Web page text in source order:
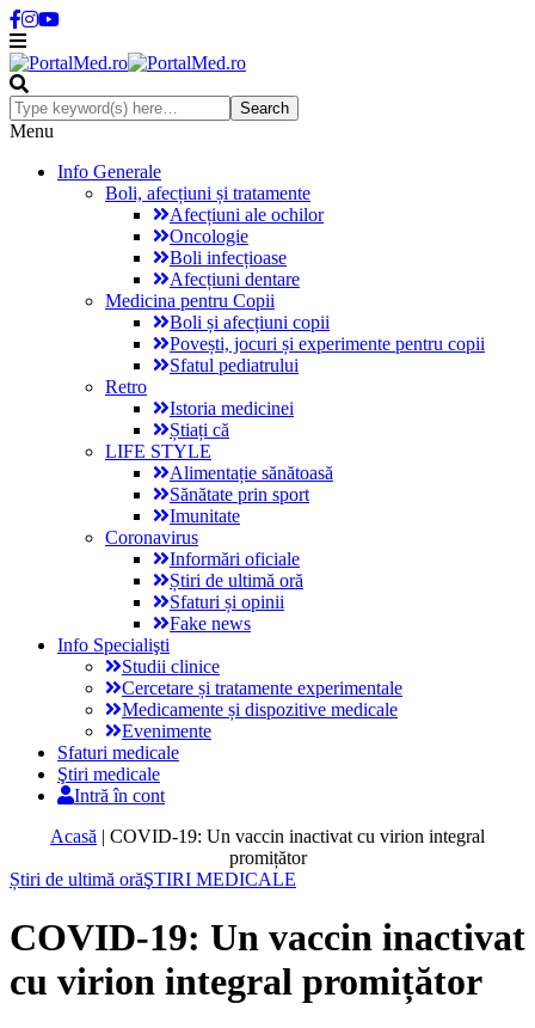
Menu
Info Generale
Boli, afecțiuni și tratamente
Afecțiuni ale ochilor
Oncologie
Boli infecțioase
Afecțiuni dentare
Medicina pentru Copii
Boli și afecțiuni copii
Povești, jocuri și experimente pentru copii
Sfatul pediatrului
Retro
Istoria medicinei
Știați că
LIFE STYLE
Alimentație sănătoasă
Sănătate prin sport
Imunitate
Coronavirus
Informări oficiale
Știri de ultimă oră
Sfaturi și opinii
Fake news
Info Specialişti
Studii clinice
Cercetare și tratamente experimentale
Medicamente și dispozitive medicale
Evenimente
Sfaturi medicale
Ştiri medicale
Intră în cont
Acasă | COVID-19: Un vaccin inactivat cu virion integral
promițător
Știri de ultimă orăŞTIRI MEDICALE
COVID-19: Un vaccin inactivat
cu virion integral promițător